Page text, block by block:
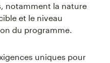
notamment la nature
et le niveau
du programme.
uniques pour